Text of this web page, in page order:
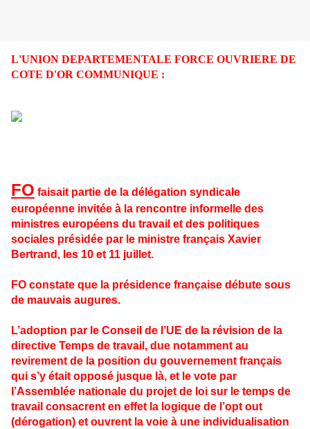
L'UNION DEPARTEMENTALE FORCE OUVRIERE DE
COTE D'OR COMMUNIQUE :
FO faisait partie de la délégation syndicale
européenne invitée à la rencontre informelle des
ministres européens du travail et des politiques
sociales présidée par le ministre français Xavier
Bertrand, les 10 et 11 juillet.
FO constate que la présidence française débute sous
de mauvais augures.
L’adoption par le Conseil de l’UE de la révision de la
directive Temps de travail, due notamment au
revirement de la position du gouvernement français
qui s’y était opposé jusque là, et le vote par
l’Assemblée nationale du projet de loi sur le temps de
travail consacrent en effet la logique de l’opt out
(dérogation) et ouvrent la voie à une individualisation